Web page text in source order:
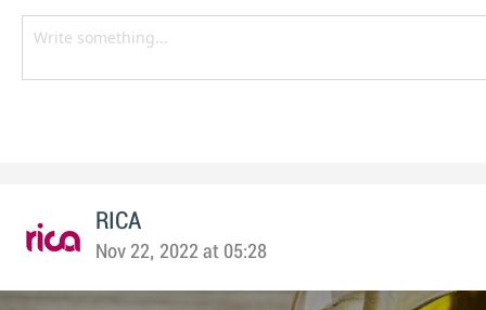
RICA
Nov 22, 2022 at 05:28